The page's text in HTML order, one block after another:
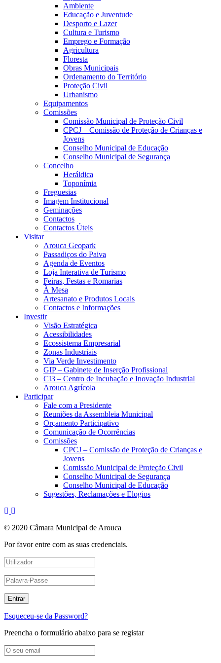
Ambiente
Educação e Juventude
Desporto e Lazer
Cultura e Turismo
Emprego e Formação
Agricultura
Floresta
Obras Municipais
Ordenamento do Território
Proteção Civil
Urbanismo
Equipamentos
Comissões
Comissão Municipal de Proteção Civil
CPCJ – Comissão de Proteção de Crianças e
Jovens
Conselho Municipal de Educação
Conselho Municipal de Segurança
Concelho
Heráldica
Toponímia
Freguesias
Imagem Institucional
Geminações
Contactos
Contactos Úteis
Visitar
Arouca Geopark
Passadiços do Paiva
Agenda de Eventos
Loja Interativa de Turismo
Feiras, Festas e Romarias
À Mesa
Artesanato e Produtos Locais
Contactos e Informações
Investir
Visão Estratégica
Acessibilidades
Ecossistema Empresarial
Zonas Industriais
Via Verde Investimento
GIP – Gabinete de Inserção Profissional
CI3 – Centro de Incubação e Inovação Industrial
Arouca Agrícola
Participar
Fale com a Presidente
Reuniões da Assembleia Municipal
Orçamento Participativo
Comunicação de Ocorrências
Comissões
CPCJ – Comissão de Proteção de Crianças e
Jovens
Comissão Municipal de Proteção Civil
Conselho Municipal de Segurança
Conselho Municipal de Educação
Sugestões, Reclamações e Elogios
© 2020 Câmara Municipal de Arouca
Por favor entre com as suas credenciais.
Esqueceu-se da Password?
Preencha o formulário abaixo para se registar